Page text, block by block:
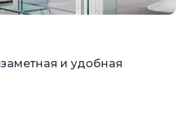
и удобная